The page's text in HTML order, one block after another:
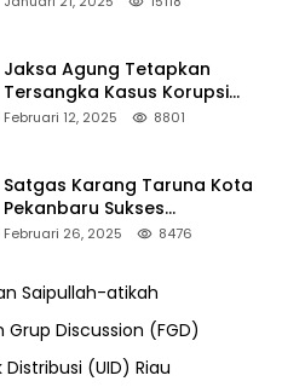
Jaksa Agung Tetapkan
Tersangka Kasus Korupsi
Kehutanan, DPP Advokasi IPJI
Februari 12, 2025 8801
Satgas Karang Taruna Kota
Pekanbaru Sukses
Mengamankan Acara Temu
Februari 26, 2025 8476
Saipullah-atikah
Grup Discussion (FGD)
Distribusi (UID) Riau